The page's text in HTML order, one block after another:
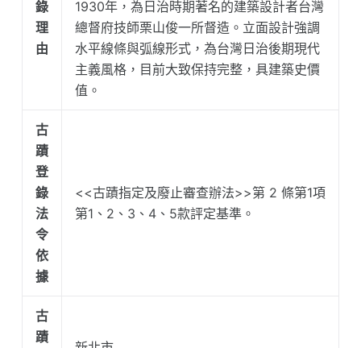
錄
理
由
1930年，為日治時期著名的建築設計者台灣
總督府技師栗山俊一所督造。立面設計強調
水平線條與弧線形式，為台灣日治後期現代
主義風格，目前大致保持完整，具建築史價
值。
古
蹟
登
錄
法
令
依
據
<<古蹟指定及廢止審查辦法>>第 2 條第1項
第1、2、3、4、5款評定基準。
古
蹟